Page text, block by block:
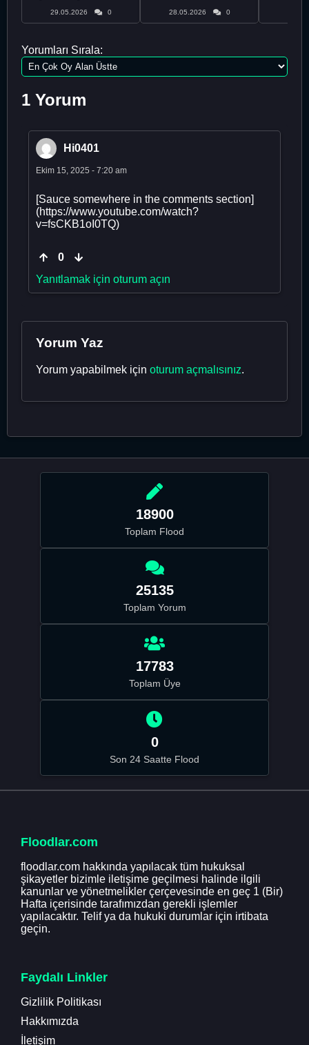
29.05.2026 0 28.05.2026 0
Yorumları Sırala:
1 Yorum
Hi0401
Ekim 15, 2025 - 7:20 am
[Sauce somewhere in the comments section]
(https://www.youtube.com/watch?
v=fsCKB1oI0TQ)
0
Yanıtlamak için oturum açın
Yorum Yaz
Yorum yapabilmek için oturum açmalısınız.
18900
Toplam Flood
25135
Toplam Yorum
17783
Toplam Üye
0
Son 24 Saatte Flood
Floodlar.com
floodlar.com hakkında yapılacak tüm hukuksal
şikayetler bizimle iletişime geçilmesi halinde ilgili
kanunlar ve yönetmelikler çerçevesinde en geç 1 (Bir)
Hafta içerisinde tarafımızdan gerekli işlemler
yapılacaktır. Telif ya da hukuki durumlar için irtibata
geçin.
Faydalı Linkler
Gizlilik Politikası
Hakkımızda
İletişim